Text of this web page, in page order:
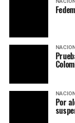
Por